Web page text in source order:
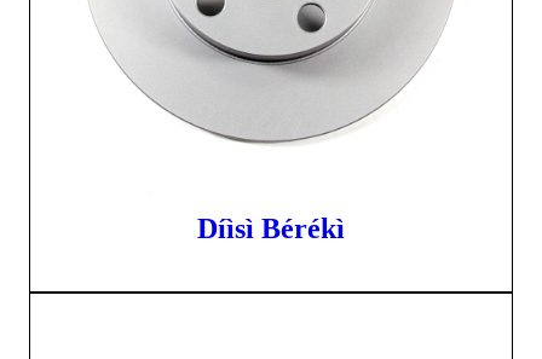
Díìsì Bérékì